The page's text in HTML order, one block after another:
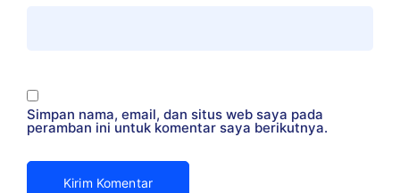
Simpan nama, email, dan situs web saya pada
peramban ini untuk komentar saya berikutnya.